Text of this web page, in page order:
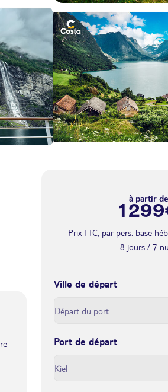
à partir de
1
Prix TTC, par pers. base
8 jours / 7
Ville de départ
Port de départ